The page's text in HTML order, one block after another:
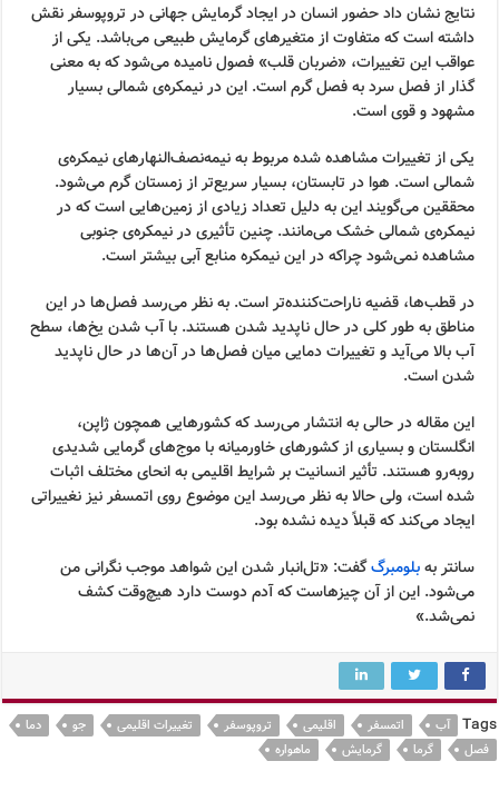
نتایج نشان داد حضور انسان در ایجاد گرمایش جهانی در تروپوسفر نقش
داشته است که متفاوت از متغیرهای گرمایش طبیعی می‌باشد. یکی از
عواقب این تغییرات، «ضربان قلب» فصول نامیده می‌شود که به معنی
گذار از فصل سرد به فصل گرم است. این در نیمکره‌ی شمالی بسیار
مشهود و قوی است.
یکی از تغییرات مشاهده شده مربوط به نیمه‌نصف‌النهارهای نیمکره‌ی
شمالی است. هوا در تابستان، بسیار سریع‌تر از زمستان گرم می‌شود.
محققین می‌گویند این به دلیل تعداد زیادی از زمین‌هایی است که در
نیمکره‌ی شمالی خشک می‌مانند. چنین تأثیری در نیمکره‌ی جنوبی
مشاهده نمی‌شود چراکه در این نیمکره منابع آبی بیشتر است.
در قطب‌ها، قضیه ناراحت‌کننده‌تر است. به نظر می‌رسد فصل‌ها در این
مناطق به طور کلی در حال ناپدید شدن هستند. با آب شدن یخ‌ها، سطح
آب بالا می‌آید و تغییرات دمایی میان فصل‌ها در آن‌ها در حال ناپدید
شدن است.
این مقاله در حالی به انتشار می‌رسد که کشورهایی همچون ژاپن،
انگلستان و بسیاری از کشورهای خاورمیانه با موج‌های گرمایی شدیدی
روبه‌رو هستند. تأثیر انسانیت بر شرایط اقلیمی به انحای مختلف اثبات
شده است، ولی حالا به نظر می‌رسد این موضوع روی اتمسفر نیز نغییراتی
ایجاد می‌کند که قبلاً دیده نشده بود.
سانتر بهبلومبرگگفت: «تل‌انبار شدن این شواهد موجب نگرانی من
می‌شود. این از آن چیزهاست که آدم دوست دارد هیچ‌وقت کشف
نمی‌شد.»
Tags آب اتمسفر اقلیمی تروپوسفر تغییرات اقلیمی جو
دما
فصل
گرما گرمایش ماهواره